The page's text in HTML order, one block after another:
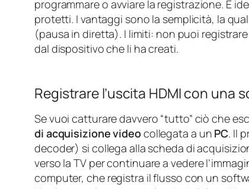
programmare o avviare la registrazione. È
protetti. I vantaggi sono la semplicità, la
(pausa in diretta). I limiti: non puoi
dal dispositivo che li ha creati.
Registrare l’uscita HDMI con una
Se vuoi catturare davvero “tutto” ciò che
di acquisizione videocollegata a un PC. Il
decoder) si collega alla scheda di
verso la TV per continuare a vedere
computer, che registra il flusso con un